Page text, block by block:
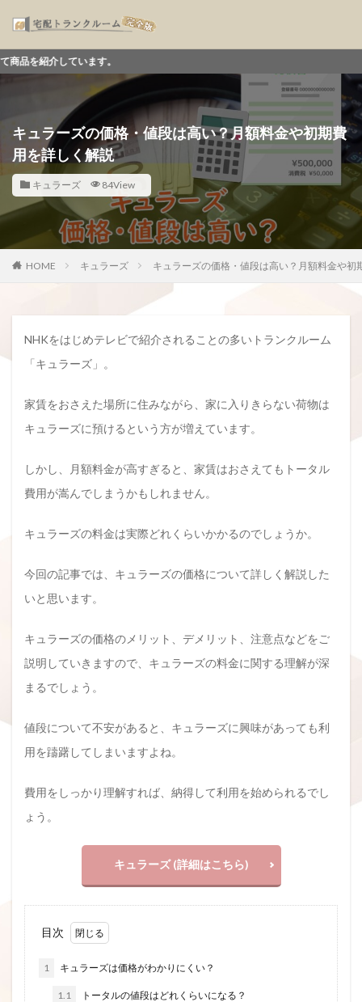
す。
キュラーズの価格・値段は高い？月額料金や初期費
用を詳しく解説
キュラーズ 84View
HOME キュラーズ キュラーズの価格・値段は高い？月額料金や初
NHKをはじめテレビで紹介されることの多いトランクルーム
「キュラーズ」。
家賃をおさえた場所に住みながら、家に入りきらない荷物は
キュラーズに預けるという方が増えています。
しかし、月額料金が高すぎると、家賃はおさえてもトータル
費用が嵩んでしまうかもしれません。
キュラーズの料金は実際どれくらいかかるのでしょうか。
今回の記事では、キュラーズの価格について詳しく解説した
いと思います。
キュラーズの価格のメリット、デメリット、注意点などをご
説明していきますので、キュラーズの料金に関する理解が深
まるでしょう。
値段について不安があると、キュラーズに興味があっても利
用を躊躇してしまいますよね。
費用をしっかり理解すれば、納得して利用を始められるでし
ょう。
キュラーズ (詳細はこちら)
目次
1 キュラーズは価格がわかりにくい？
1.1 トータルの値段はどれくらいになる？